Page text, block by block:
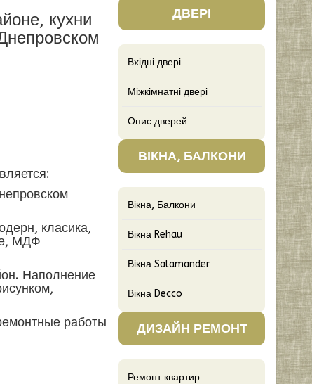
кухни
класика,
МДФ
Наполнение
работы
ДВЕРІ
Вхідні двері
Міжкімнатні двері
Опис дверей
ВІКНА, БАЛКОНИ
Вікна, Балкони
Вікна Rehau
Вікна Salamander
Вікна Decco
ДИЗАЙН РЕМОНТ
Ремонт квартир